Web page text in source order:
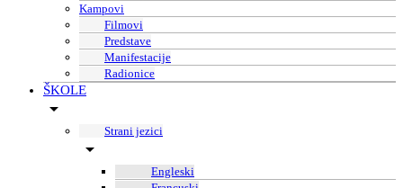
Kampovi
Filmovi
Predstave
Manifestacije
Radionice
ŠKOLE
Strani jezici
Engleski